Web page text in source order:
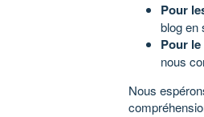
Pour
blog en
Pour
nous
Nous